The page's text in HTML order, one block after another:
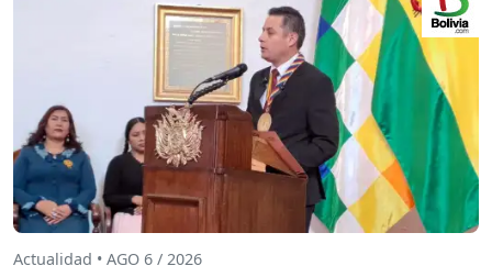
Actualidad • AGO 6 / 2026